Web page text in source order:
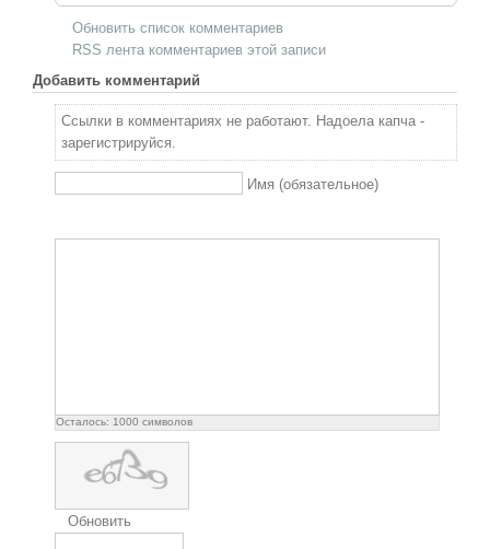
Обновить список комментариев
RSS лента комментариев этой записи
Добавить комментарий
Ссылки в комментариях не работают. Надоела капча -
зарегистрируйся.
Имя (обязательное)
Осталось: 1000 символов
Обновить